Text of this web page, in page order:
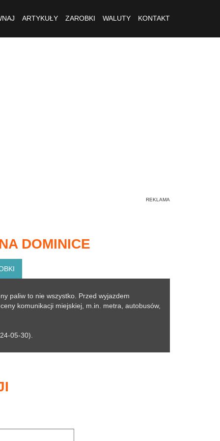
ARTYKUŁY ZAROBKI WALUTY KONTAKT
DOMINICE
paliw to nie wszystko. Przed wyjazdem
komunikacji miejskiej, m.in. metra, autobusów,
05-30).